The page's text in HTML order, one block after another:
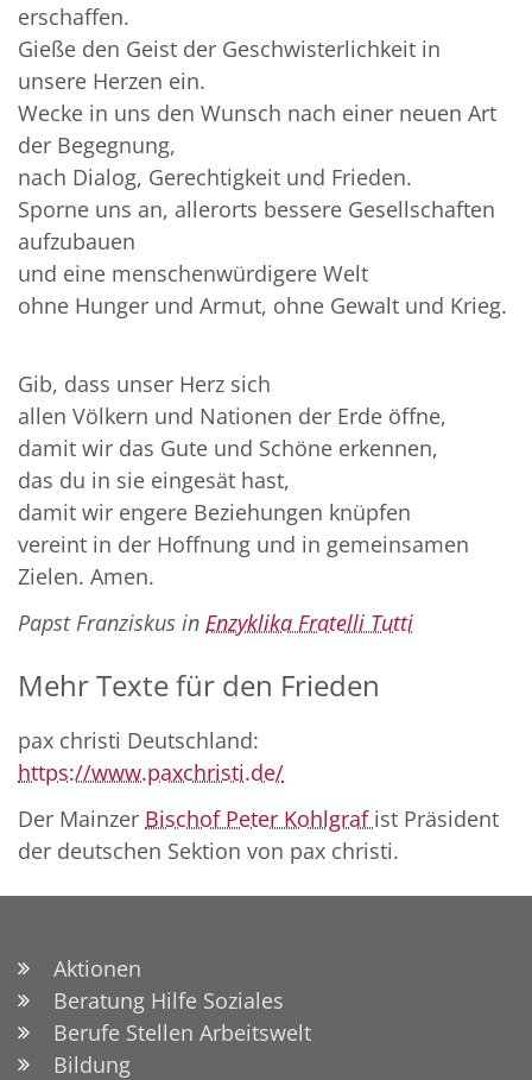
erschaffen.
Gieße den Geist der Geschwisterlichkeit in
unsere Herzen ein.
Wecke in uns den Wunsch nach einer neuen Art
der Begegnung,
nach Dialog, Gerechtigkeit und Frieden.
Sporne uns an, allerorts bessere Gesellschaften
aufzubauen
und eine menschenwürdigere Welt
ohne Hunger und Armut, ohne Gewalt und Krieg.
Gib, dass unser Herz sich
allen Völkern und Nationen der Erde öffne,
damit wir das Gute und Schöne erkennen,
das du in sie eingesät hast,
damit wir engere Beziehungen knüpfen
vereint in der Hoffnung und in gemeinsamen
Zielen. Amen.
Papst Franziskus in Enzyklika Fratelli Tutti
Mehr Texte für den Frieden
pax christi Deutschland:
https://www.paxchristi.de/
Der Mainzer Bischof Peter Kohlgraf ist Präsident
der deutschen Sektion von pax christi.
Aktionen
Beratung Hilfe Soziales
Berufe Stellen Arbeitswelt
Bildung